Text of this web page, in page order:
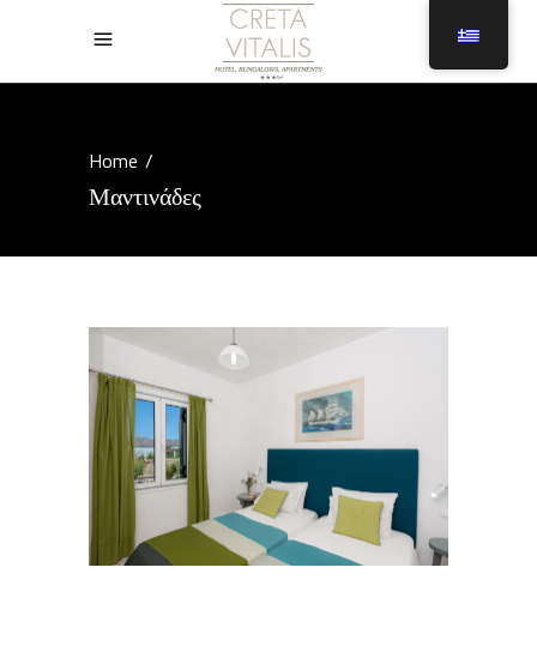
Home/
Μαντινάδες